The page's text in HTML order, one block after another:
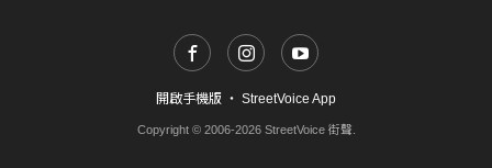
開啟手機版 ・ StreetVoice App
Copyright © 2006-2026 StreetVoice 街聲.